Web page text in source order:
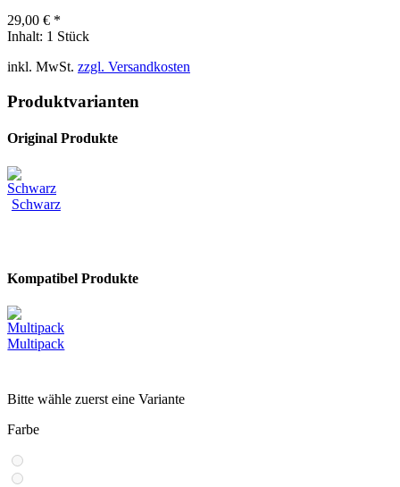
29,00 € *
Inhalt: 1 Stück
inkl. MwSt. zzgl. Versandkosten
Produktvarianten
Original Produkte
Schwarz
Kompatibel Produkte
Multipack
Bitte wähle zuerst eine Variante
Farbe